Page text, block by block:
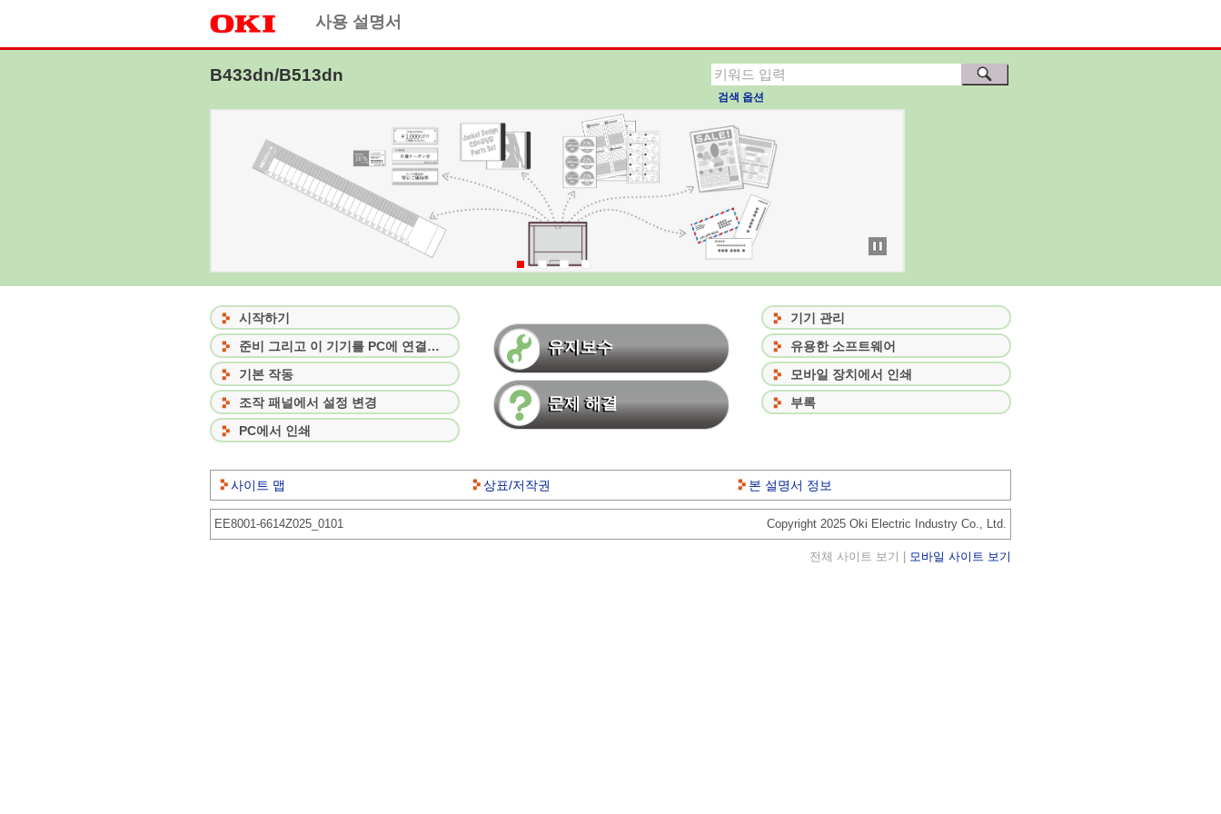
사용 설명서
B433dn/B513dn
검색 옵션
시작하기
준비 그리고 이 기기를 PC에 연결하기
기본 작동
조작 패널에서 설정 변경
PC에서 인쇄
유지보수
문제 해결
기기 관리
유용한 소프트웨어
모바일 장치에서 인쇄
부록
사이트 맵 상표/저작권 본 설명서 정보
EE8001-6614Z025_0101 Copyright 2025 Oki Electric Industry Co., Ltd.
전체 사이트 보기 | 모바일 사이트 보기